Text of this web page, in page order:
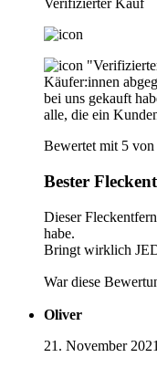
Verifizierter Kauf
Käufer:innen
bei uns gekauft
alle, die ein
Bewertet mit 5 von
Bester
Dieser
habe.
Bringt wirklich
War diese
Oliver
21. November 2021